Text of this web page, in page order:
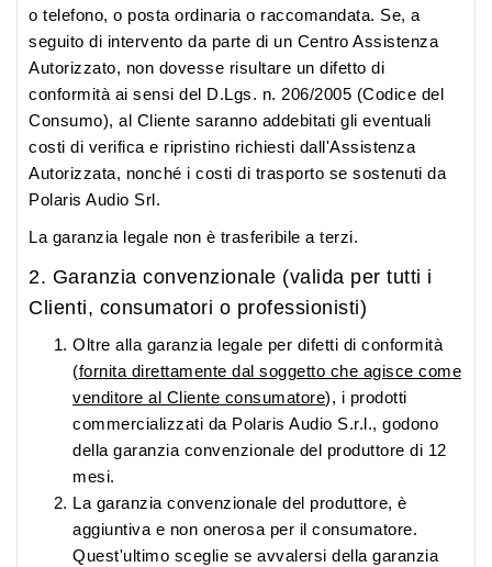
o telefono, o posta ordinaria o raccomandata. Se, a
seguito di intervento da parte di un Centro Assistenza
Autorizzato, non dovesse risultare un difetto di
conformità ai sensi del D.Lgs. n. 206/2005 (Codice del
Consumo), al Cliente saranno addebitati gli eventuali
costi di verifica e ripristino richiesti dall'Assistenza
Autorizzata, nonché i costi di trasporto se sostenuti da
Polaris Audio Srl.
La garanzia legale non è trasferibile a terzi.
2. Garanzia convenzionale (valida per tutti i
Clienti, consumatori o professionisti)
Oltre alla garanzia legale per difetti di conformità
(fornita direttamente dal soggetto che agisce come
venditore al Cliente consumatore), i prodotti
commercializzati da Polaris Audio S.r.l., godono
della garanzia convenzionale del produttore di 12
mesi.
La garanzia convenzionale del produttore, è
aggiuntiva e non onerosa per il consumatore.
Quest'ultimo sceglie se avvalersi della garanzia